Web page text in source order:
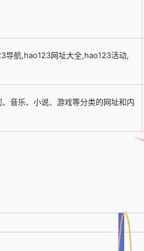
导航,hao123网址大全,hao123活动,
音乐、小说、游戏等分类的网址和内